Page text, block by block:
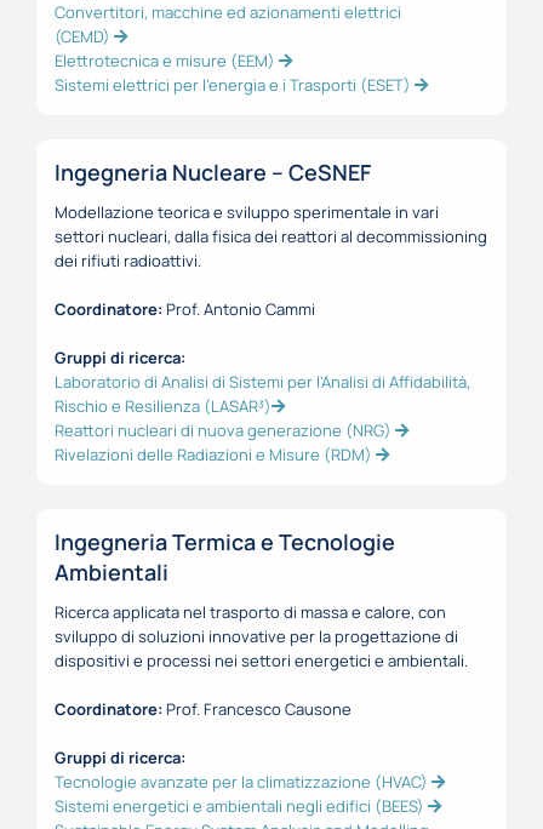
Convertitori, macchine ed azionamenti elettrici
(CEMD)
Elettrotecnica e misure (EEM)
Sistemi elettrici per l'energia e i Trasporti (ESET)
Ingegneria Nucleare – CeSNEF
Modellazione teorica e sviluppo sperimentale in vari
settori nucleari, dalla fisica dei reattori al decommissioning
dei rifiuti radioattivi.
Coordinatore: Prof. Antonio Cammi
Gruppi di ricerca:
Laboratorio di Analisi di Sistemi per l'Analisi di Affidabilità,
Rischio e Resilienza (LASAR³)
Reattori nucleari di nuova generazione (NRG)
Rivelazioni delle Radiazioni e Misure (RDM)
Ingegneria Termica e Tecnologie
Ambientali
Ricerca applicata nel trasporto di massa e calore, con
sviluppo di soluzioni innovative per la progettazione di
dispositivi e processi nei settori energetici e ambientali.
Coordinatore: Prof. Francesco Causone
Gruppi di ricerca:
Tecnologie avanzate per la climatizzazione (HVAC)
Sistemi energetici e ambientali negli edifici (BEES)